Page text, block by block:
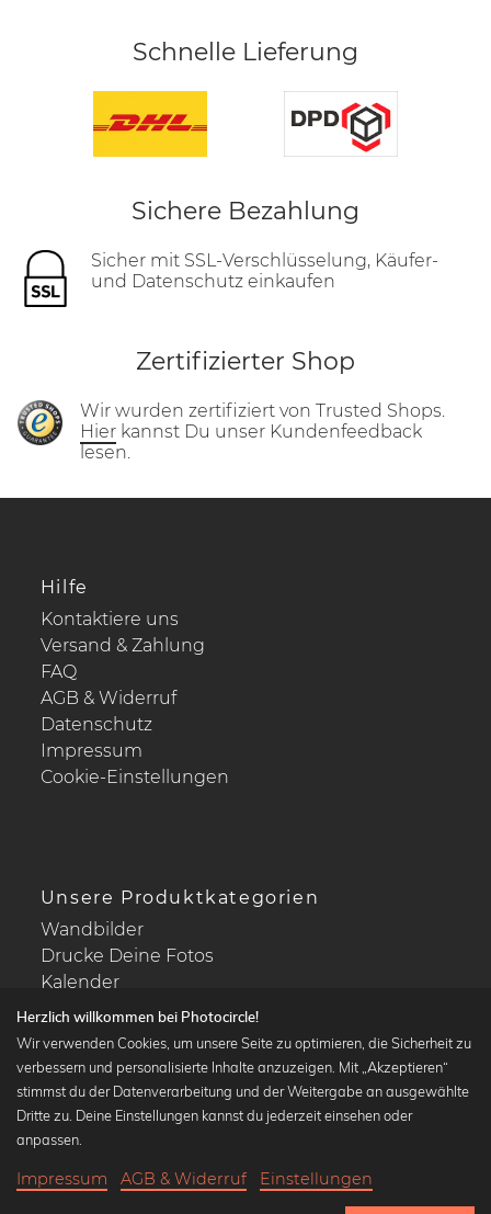
Schnelle Lieferung
Sichere Bezahlung
Sicher mit SSL-Verschlüsselung, Käufer-
und Datenschutz einkaufen
Zertifizierter Shop
Wir wurden zertifiziert von Trusted Shops.
Hier kannst Du unser Kundenfeedback
lesen.
Hilfe
Kontaktiere uns
Versand & Zahlung
FAQ
AGB & Widerruf
Datenschutz
Impressum
Cookie-Einstellungen
Unsere Produktkategorien
Wandbilder
Drucke Deine Fotos
Kalender
Beliebte Kollektionen
Wandbilder in schwarz-weiß
Klassiker der Kunstgeschichte
Herzlich willkommen bei Photocircle!
Wir verwenden Cookies, um unsere Seite zu optimieren, die Sicherheit zu
verbessern und personalisierte Inhalte anzuzeigen. Mit „Akzeptieren“
stimmst du der Datenverarbeitung und der Weitergabe an ausgewählte
Dritte zu. Deine Einstellungen kannst du jederzeit einsehen oder
anpassen.
Impressum AGB & Widerruf Einstellungen